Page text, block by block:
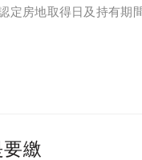
定房地取得日及持有期
繳